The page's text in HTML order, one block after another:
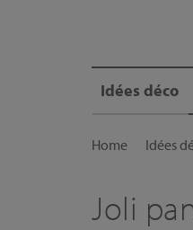
Idées déco
Home Idées
Joli